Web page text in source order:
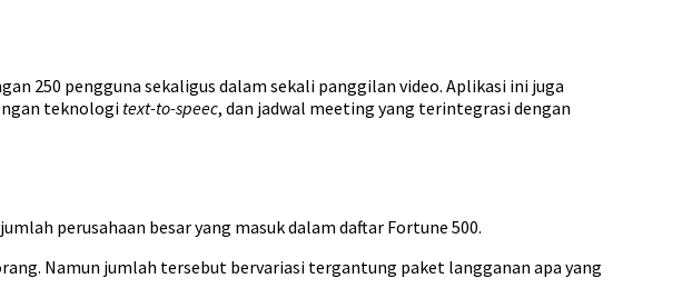
250 pengguna sekaligus dalam sekali panggilan video. Aplikasi ini juga
teknologi text-to-speec, dan jadwal meeting yang terintegrasi dengan
perusahaan besar yang masuk dalam daftar Fortune 500.
Namun jumlah tersebut bervariasi tergantung paket langganan apa yang